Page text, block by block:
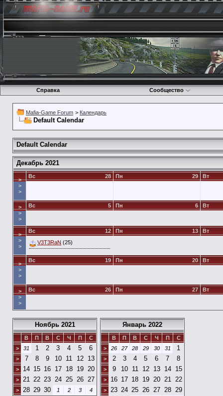
Справка Сообщество
Mafia-Game Forum > Календарь
Default Calendar
Default Calendar
Декабрь 2021
>
>
>
28
Вс 29
Пн Вт
>
>
>
5
Вс 6
Пн Вт
>
>
>
12
Вс
V3T3RaN (25)
13
Пн Вт
>
>
>
19
Вс 20
Пн Вт
>
>
>
26
Вс 27
Пн Вт
Ноябрь 2021
В П В С Ч П
С
>
31 1 2 3 4 5 6
> 7 8 9 10 11 12 13
> 14 15 16 17 18 19 20
> 21 22 23 24 25 26 27
> 28 29 30 1 2 3 4
Январь 2022
В П В С Ч П
С
>
26 27 28 29 30 31 1
> 2 3 4 5 6 7 8
> 9 10 11 12 13 14 15
> 16 17 18 19 20 21 22
> 23 24 25 26 27 28 29